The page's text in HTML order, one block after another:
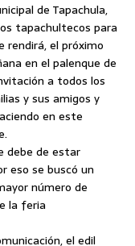
de Tapachula,
tapachultecos para
rendirá, el próximo
en el palenque de
a todos los
y sus amigos y
en este
debe de estar
eso se buscó un
número de
la feria
el edil